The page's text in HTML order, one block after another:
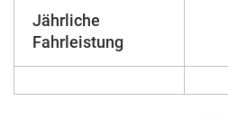
Jährliche
Fahrleistung